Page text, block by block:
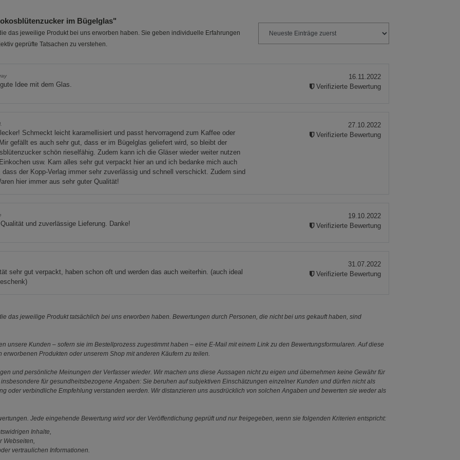
im Bügelglas"
das jeweilige Produkt bei uns erworben haben. Sie geben individuelle Erfahrungen
geprüfte Tatsachen zu verstehen.
Idee mit dem Glas.
16.11.2022
Verifizierte Bewertung
Schmeckt leicht karamellisiert und passt hervorragend zum Kaffee oder
gefällt es auch sehr gut, dass er im Bügelglas geliefert wird, so bleibt der
schön rieselfähig. Zudem kann ich die Gläser wieder weiter nutzen
usw. Kam alles sehr gut verpackt hier an und ich bedanke mich auch
dass der Kopp-Verlag immer sehr zuverlässig und schnell verschickt. Zudem sind
hier immer aus sehr guter Qualität!
27.10.2022
Verifizierte Bewertung
und zuverlässige Lieferung. Danke!
19.10.2022
Verifizierte Bewertung
sehr gut verpackt, haben schon oft und werden das auch weiterhin. (auch ideal
31.07.2022
Verifizierte Bewertung
das jeweilige Produkt tatsächlich bei uns erworben haben. Bewertungen durch Personen, die nicht bei uns gekauft haben, sind
unsere Kunden – sofern sie im Bestellprozess zugestimmt haben – eine E-Mail mit einem Link zu den Bewertungsformularen. Auf diese
Produkten oder unserem Shop mit anderen Käufern zu teilen.
und persönliche Meinungen der Verfasser wieder. Wir machen uns diese Aussagen nicht zu eigen und übernehmen keine Gewähr für
für gesundheitsbezogene Angaben: Sie beruhen auf subjektiven Einschätzungen einzelner Kunden und dürfen nicht als
oder verbindliche Empfehlung verstanden werden. Wir distanzieren uns ausdrücklich von solchen Angaben und bewerten sie weder als
Jede eingehende Bewertung wird vor der Veröffentlichung geprüft und nur freigegeben, wenn sie folgenden Kriterien entspricht:
Inhalte,
Webseiten,
vertraulichen Informationen.